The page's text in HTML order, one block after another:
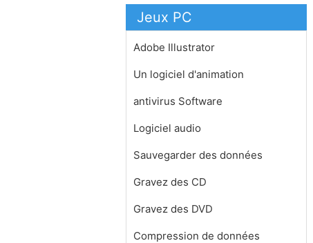
Jeux PC
Adobe Illustrator
Un logiciel d'animation
antivirus Software
Logiciel audio
Sauvegarder des données
Gravez des CD
Gravez des DVD
Compression de données